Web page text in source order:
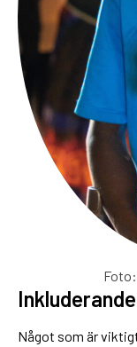
Något som är